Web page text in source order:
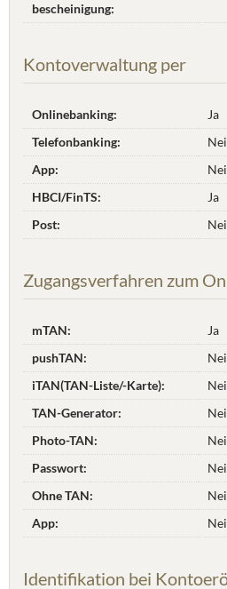
bescheinigung:
Kontoverwaltung per
Onlinebanking:
Ja
Telefonbanking:
App:
HBCI/FinTS:
Ja
Post:
Zugangsverfahren zum
mTAN:
Ja
pushTAN:
iTAN(TAN-Liste/-Karte):
TAN-Generator:
Photo-TAN:
Passwort:
Ohne TAN:
App:
Identifikation bei